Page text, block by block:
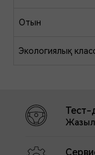
Отын
Экологиялық
Тест-